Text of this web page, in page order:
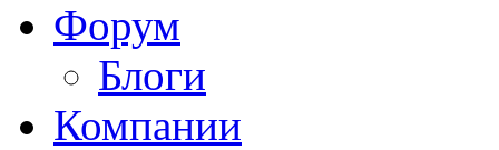
Форум
Блоги
Компании